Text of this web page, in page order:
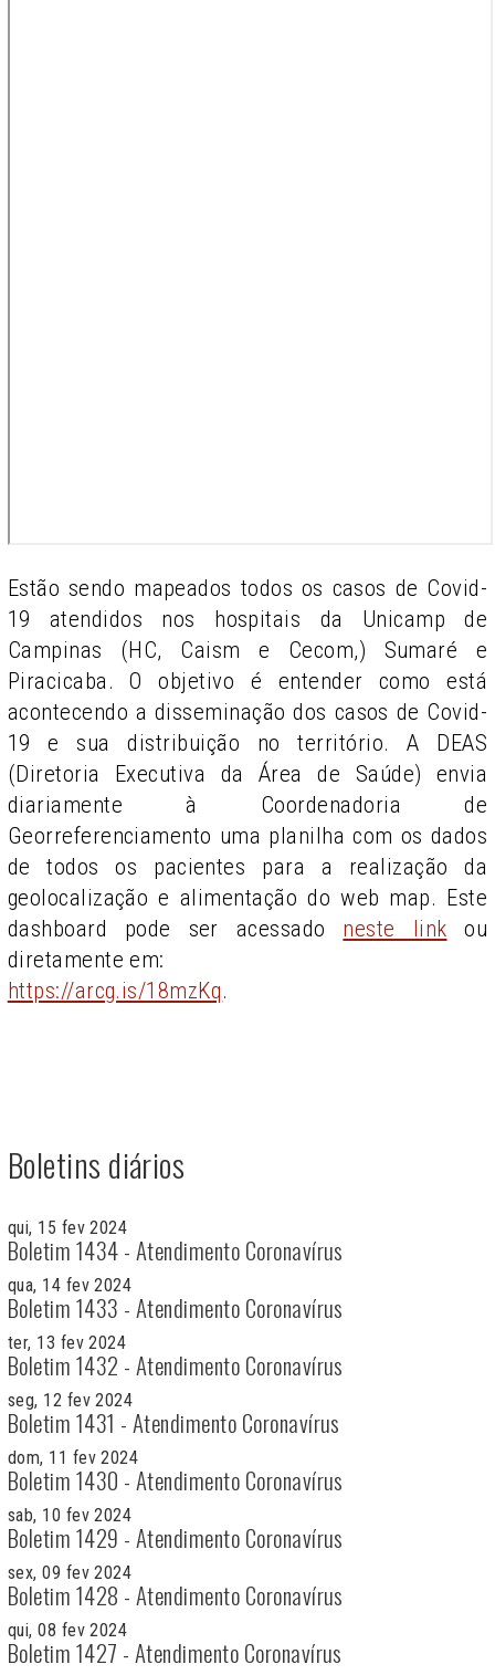
Estão sendo mapeados todos os casos de Covid-
19 atendidos nos hospitais da Unicamp de
Campinas (HC, Caism e Cecom,) Sumaré e
Piracicaba. O objetivo é entender como está
acontecendo a disseminação dos casos de Covid-
19 e sua distribuição no território. A DEAS
(Diretoria Executiva da Área de Saúde) envia
diariamente à Coordenadoria de
Georreferenciamento uma planilha com os dados
de todos os pacientes para a realização da
geolocalização e alimentação do web map. Este
dashboard pode ser acessado neste link ou
diretamente em:
https://arcg.is/18mzKq.
Boletins diários
qui, 15 fev 2024
Boletim 1434 - Atendimento Coronavírus
qua, 14 fev 2024
Boletim 1433 - Atendimento Coronavírus
ter, 13 fev 2024
Boletim 1432 - Atendimento Coronavírus
seg, 12 fev 2024
Boletim 1431 - Atendimento Coronavírus
dom, 11 fev 2024
Boletim 1430 - Atendimento Coronavírus
sab, 10 fev 2024
Boletim 1429 - Atendimento Coronavírus
sex, 09 fev 2024
Boletim 1428 - Atendimento Coronavírus
qui, 08 fev 2024
Boletim 1427 - Atendimento Coronavírus